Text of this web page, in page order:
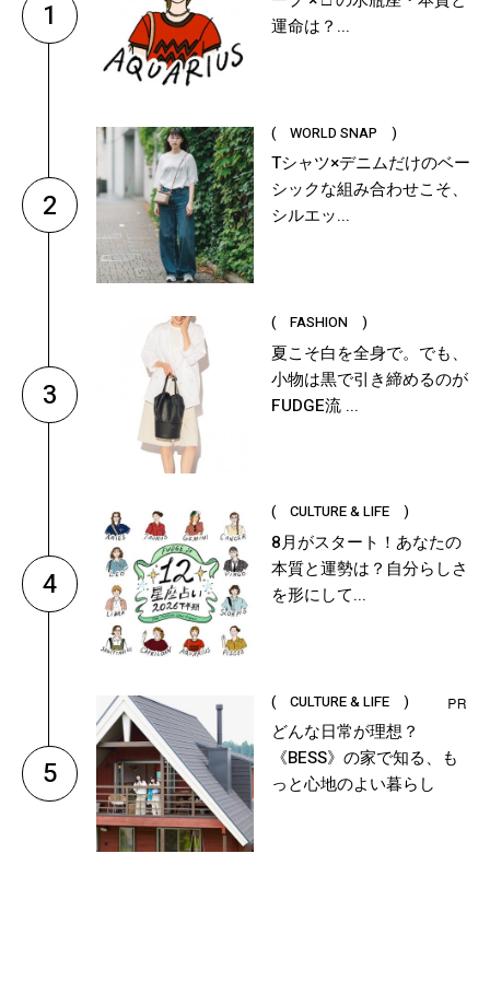
1
運命は？...
2
( WORLD SNAP )
Tシャツ×デニムだけのベー
シックな組み合わせこそ、
シルエッ...
3
( FASHION )
夏こそ白を全身で。でも、
小物は黒で引き締めるのが
FUDGE流 ...
4
( CULTURE & LIFE )
8月がスタート！あなたの
本質と運勢は？自分らしさ
を形にして...
5
( CULTURE & LIFE )
どんな日常が理想？
《BESS》の家で知る、も
っと心地のよい暮らし